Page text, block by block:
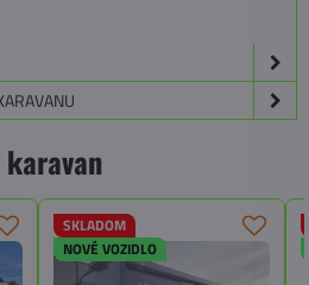
SKLADOM
NOVÉ VOZIDLO